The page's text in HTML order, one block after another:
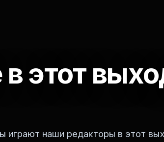
этот
играют наши редакторы в этот